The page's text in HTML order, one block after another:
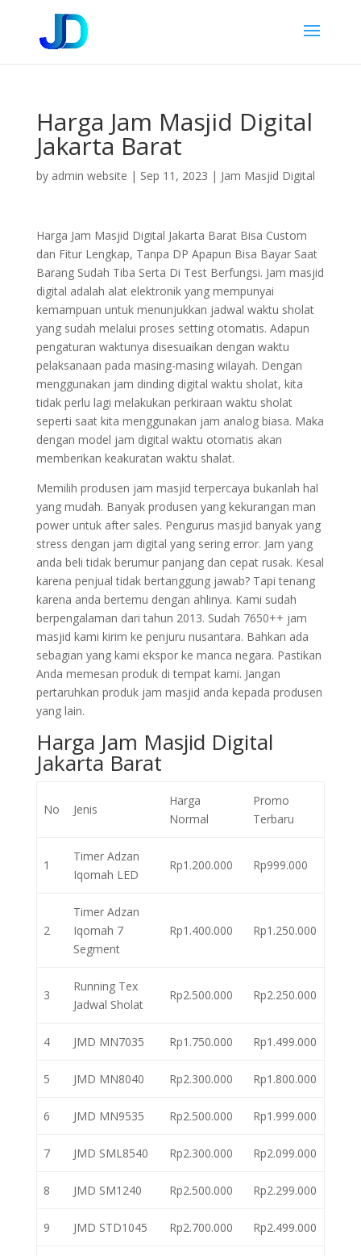
Harga Jam Masjid Digital
Jakarta Barat
by admin website | Sep 11, 2023 | Jam Masjid Digital
Harga Jam Masjid Digital Jakarta Barat Bisa Custom
dan Fitur Lengkap, Tanpa DP Apapun Bisa Bayar Saat
Barang Sudah Tiba Serta Di Test Berfungsi. Jam masjid
digital adalah alat elektronik yang mempunyai
kemampuan untuk menunjukkan jadwal waktu sholat
yang sudah melalui proses setting otomatis. Adapun
pengaturan waktunya disesuaikan dengan waktu
pelaksanaan pada masing-masing wilayah. Dengan
menggunakan jam dinding digital waktu sholat, kita
tidak perlu lagi melakukan perkiraan waktu sholat
seperti saat kita menggunakan jam analog biasa. Maka
dengan model jam digital waktu otomatis akan
memberikan keakuratan waktu shalat.
Memilih produsen jam masjid terpercaya bukanlah hal
yang mudah. Banyak produsen yang kekurangan man
power untuk after sales. Pengurus masjid banyak yang
stress dengan jam digital yang sering error. Jam yang
anda beli tidak berumur panjang dan cepat rusak. Kesal
karena penjual tidak bertanggung jawab? Tapi tenang
karena anda bertemu dengan ahlinya. Kami sudah
berpengalaman dari tahun 2013. Sudah 7650++ jam
masjid kami kirim ke penjuru nusantara. Bahkan ada
sebagian yang kami ekspor ke manca negara. Pastikan
Anda memesan produk di tempat kami. Jangan
pertaruhkan produk jam masjid anda kepada produsen
yang lain.
Harga Jam Masjid Digital
Jakarta Barat
No Jenis
Harga
Normal
Promo
Terbaru
1
Timer Adzan
Iqomah LED
Rp1.200.000 Rp999.000
2
Timer Adzan
Iqomah 7
Segment
Rp1.400.000 Rp1.250.000
3
Running Tex
Jadwal Sholat
Rp2.500.000 Rp2.250.000
4 JMD MN7035 Rp1.750.000 Rp1.499.000
5 JMD MN8040 Rp2.300.000 Rp1.800.000
6 JMD MN9535 Rp2.500.000 Rp1.999.000
7 JMD SML8540 Rp2.300.000 Rp2.099.000
8 JMD SM1240 Rp2.500.000 Rp2.299.000
9 JMD STD1045 Rp2.700.000 Rp2.499.000